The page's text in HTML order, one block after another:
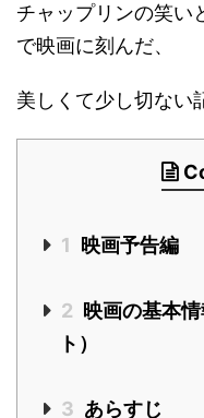
チャップリンの笑い
で映画に刻んだ、
美しくて少し切ない
1 映画予告編
2
映画の基本
ト）
3 あらすじ